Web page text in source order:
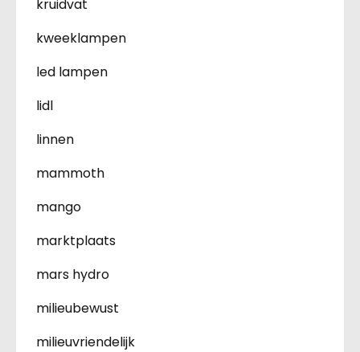
kruidvat
kweeklampen
led lampen
lidl
linnen
mammoth
mango
marktplaats
mars hydro
milieubewust
milieuvriendelijk